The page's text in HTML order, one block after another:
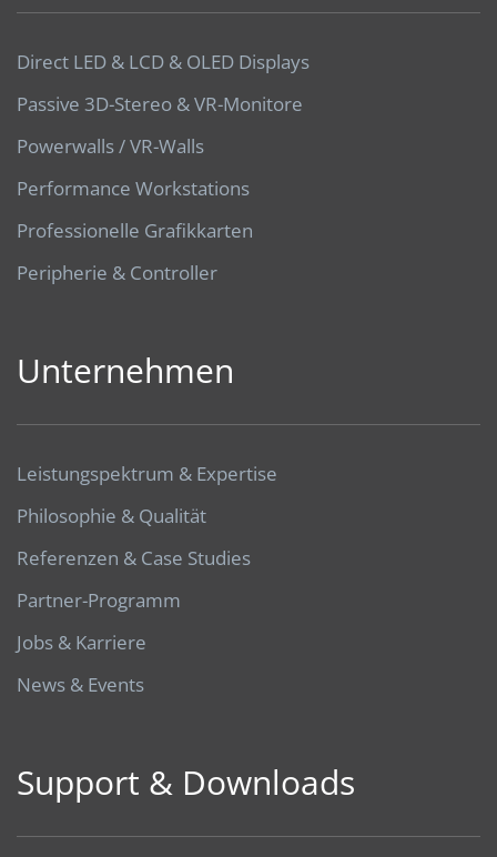
Direct LED & LCD & OLED Displays
Passive 3D-Stereo & VR-Monitore
Powerwalls / VR-Walls
Performance Workstations
Professionelle Grafikkarten
Peripherie & Controller
Unternehmen
Leistungspektrum & Expertise
Philosophie & Qualität
Referenzen & Case Studies
Partner-Programm
Jobs & Karriere
News & Events
Support & Downloads